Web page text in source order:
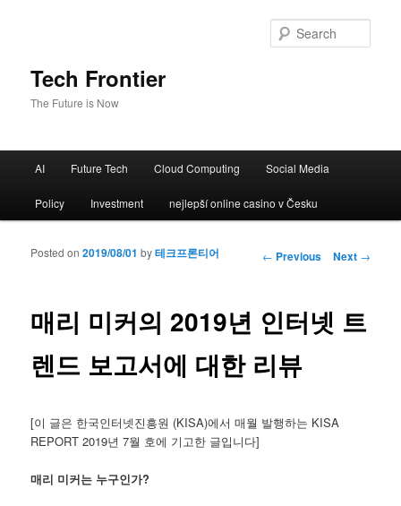
Tech Frontier
The Future is Now
Skip to primary content
Skip to secondary content
AI Future Tech Cloud Computing Social Media
Policy Investment nejlepší online casino v Česku
Post navigation
← Previous Next →
매리 미커의 2019년 인터넷 트
렌드 보고서에 대한 리뷰
Posted on2019/08/01 by테크프론티어
[이 글은 한국인터넷진흥원 (KISA)에서 매월 발행하는 KISA
REPORT 2019년 7월 호에 기고한 글입니다]
매리 미커는 누구인가?